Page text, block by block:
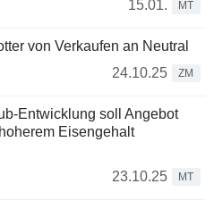
15.01.
MT
von Verkaufen an Neutral
24.10.25
ZM
Entwicklung soll Angebot
Eisengehalt
23.10.25
MT